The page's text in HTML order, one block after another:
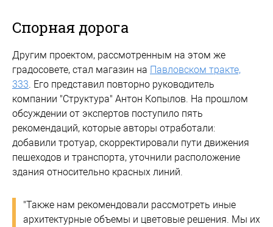
Спорная дорога
Другим проектом, рассмотренным на этом же
градосовете, стал магазин на Павловском тракте,
333 . Его представил повторно руководитель
компании "Структура" Антон Копылов. На прошлом
обсуждении от экспертов поступило пять
рекомендаций, которые авторы отработали:
добавили тротуар, скорректировали пути движения
пешеходов и транспорта, уточнили расположение
здания относительно красных линий.
"Также нам рекомендовали рассмотреть иные
архитектурные объемы и цветовые решения. Мы их